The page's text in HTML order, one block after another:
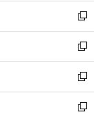
く
で
開
く
ド
ウ
で
開
く
し
い
ウ
ィ
ン
ド
ウ
で
新
し
い
ウ
ィ
ン
ド
新
し
い
ウ
ィ
新
し
い
新